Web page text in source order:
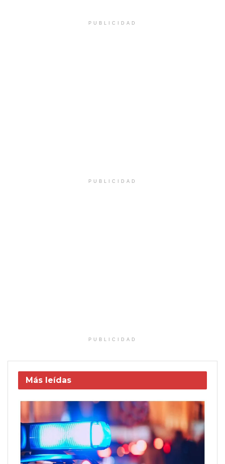
PUBLICIDAD
PUBLICIDAD
PUBLICIDAD
Más leídas